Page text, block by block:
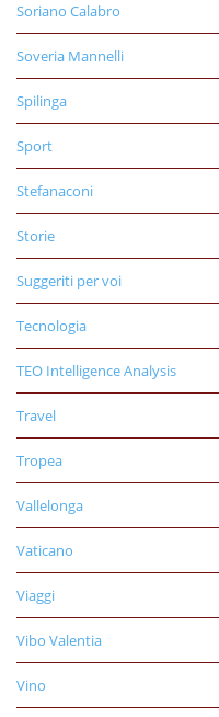
Soriano Calabro
Soveria Mannelli
Spilinga
Sport
Stefanaconi
Storie
Suggeriti per voi
Tecnologia
TEO Intelligence Analysis
Travel
Tropea
Vallelonga
Vaticano
Viaggi
Vibo Valentia
Vino